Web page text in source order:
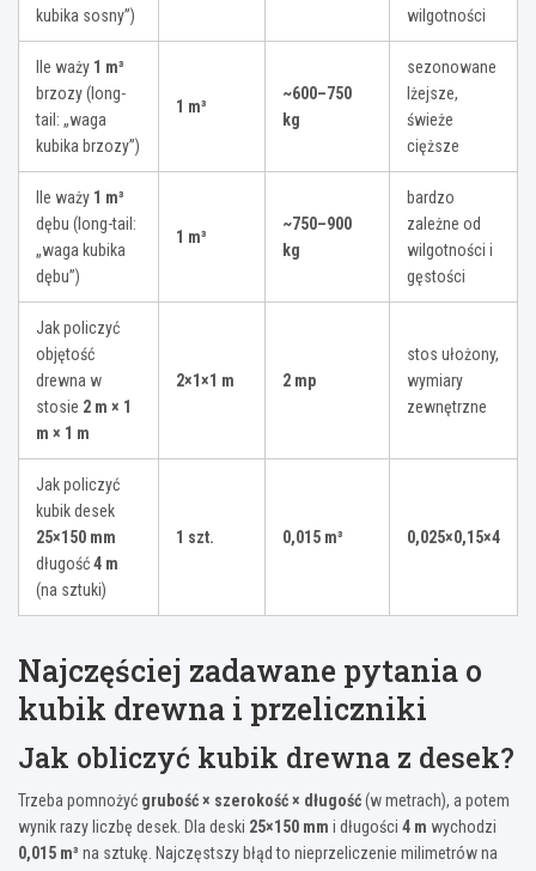
kubika sosny”)
wilgotności
Ile waży 1 m³
brzozy (long-
tail: „waga
kubika brzozy”)
1 m³
~600–750
kg
sezonowane
lżejsze,
świeże
cięższe
Ile waży 1 m³
dębu (long-tail:
„waga kubika
dębu”)
1 m³
~750–900
kg
bardzo
zależne od
wilgotności i
gęstości
Jak policzyć
objętość
drewna w
stosie 2 m × 1
m × 1 m
2×1×1 m 2 mp
stos ułożony,
wymiary
zewnętrzne
Jak policzyć
kubik desek
25×150 mm
długość4 m
(na sztuki)
1 szt. 0,015 m³ 0,025×0,15×4
Najczęściej zadawane pytania o
kubik drewna i przeliczniki
Jak obliczyć kubik drewna z desek?
Trzeba pomnożyć grubość × szerokość × długość(w metrach), a potem
wynik razy liczbę desek. Dla deski 25×150 mm i długości 4 m wychodzi
0,015 m³ na sztukę. Najczęstszy błąd to nieprzeliczenie milimetrów na